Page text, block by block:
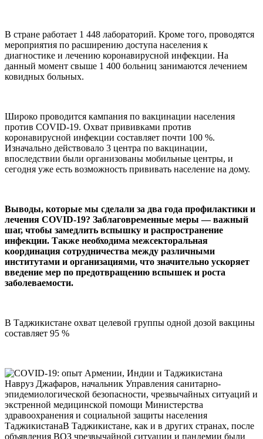
В стране работает 1 448 лабораторий. Кроме того, проводятся
мероприятия по расширению доступа населения к
диагностике и лечению коронавирусной инфекции. На
данный момент свыше 1 400 больниц занимаются лечением
ковидных больных.
Широко проводится кампания по вакцинации населения
против COVID-19. Охват прививками против
коронавирусной инфекции составляет почти 100 %.
Изначально действовало 3 центра по вакцинации,
впоследствии были организованы мобильные центры, и
сегодня уже есть возможность прививать население на дому.
Выводы, которые мы сделали за два года профилактики и
лечения COVID-19? Заблаговременные меры — важный
шаг, чтобы замедлить вспышку и распространение
инфекции. Также необходима межсекторальная
координация сотрудничества между различными
институтами и организациями, что значительно ускоряет
введение мер по предотвращению вспышек и роста
заболеваемости.
В Таджикистане охват целевой группы одной дозой вакцины
составляет 95 %
Навруз Джафаров, начальник Управления санитарно-
эпидемиологической безопасности, чрезвычайных ситуаций и
экстренной медицинской помощи Министерства
здравоохранения и социальной защиты населения
ТаджикистанаВ Таджикистане, как и в других странах, после
объявления ВОЗ чрезвычайной ситуации и пандемии были